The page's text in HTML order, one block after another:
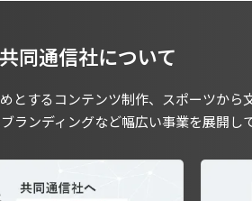
同通信社について
とするコンテンツ制作、スポーツから
ランディングなど幅広い事業を展開し